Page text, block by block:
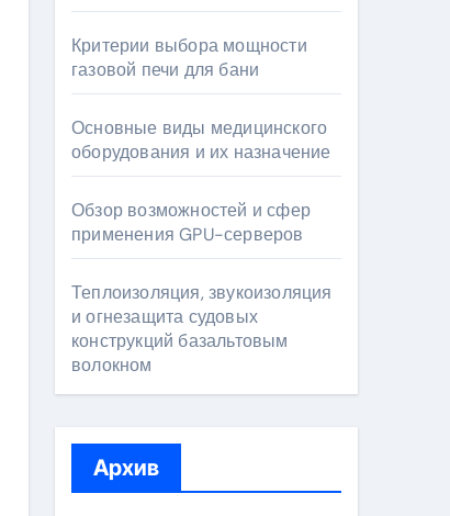
Критерии выбора мощности
газовой печи для бани
Основные виды медицинского
оборудования и их назначение
Обзор возможностей и сфер
применения GPU-серверов
Теплоизоляция, звукоизоляция
и огнезащита судовых
конструкций базальтовым
волокном
Архив